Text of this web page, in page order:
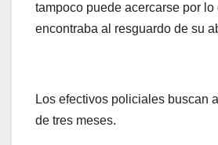
tampoco puede acercarse por lo
encontraba al resguardo de su
Los efectivos policiales buscan
de tres meses.